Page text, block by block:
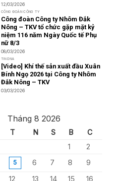
12/03/2026
CÔNG ĐOÀN CÔNG TY
Công đoàn Công ty Nhôm Đắk
Nông – TKV tổ chức gặp mặt kỷ
niệm 116 năm Ngày Quốc tế Phụ
nữ 8/3
08/03/2026
TIN DNA
[Video] Khí thế sản xuất đầu Xuân
Bính Ngọ 2026 tại Công ty Nhôm
Đắk Nông – TKV
03/03/2026
Tháng 8 2026
T N S B
C
1
2
5 6 7 8
9
12 13 14 15
16